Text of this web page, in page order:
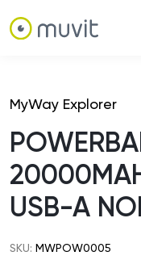
MyWay Explorer
USB-A
SKU: MWPOW0005